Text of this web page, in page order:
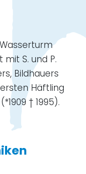
S. und P.
Bildhauers
Häftling
† 1995).